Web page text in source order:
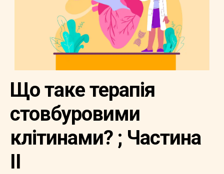
Що таке терапія
стовбуровими
клітинами? ; Частина
II